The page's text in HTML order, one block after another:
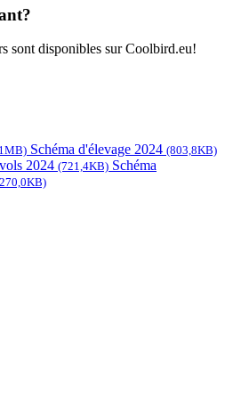
sont disponibles sur Coolbird.eu!
Schéma d'élevage 2024 (803,8KB)
2024 (721,4KB) Schéma